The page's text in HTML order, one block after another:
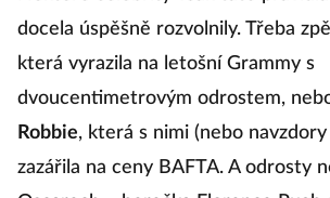
docela úspěšně rozvolnily. Třeba
která vyrazila na letošní Grammy s
dvoucentimetrovým odrostem,
Robbie, která s nimi (nebo
zazářila na ceny BAFTA. A odrosty